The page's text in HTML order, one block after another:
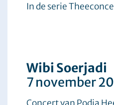
In de serie
Wibi Soerjadi
7 november